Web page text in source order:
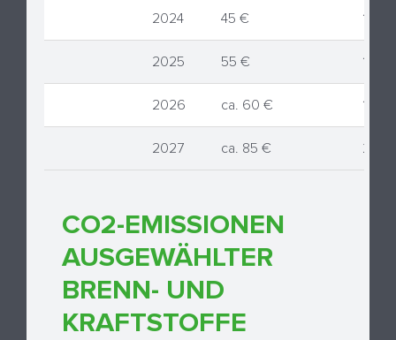
2024 45 €
2025 55 €
2026 ca. 60 €
2027 ca. 85 €
CO2-EMISSIONEN
AUSGEWÄHLTER
BRENN- UND
KRAFTSTOFFE